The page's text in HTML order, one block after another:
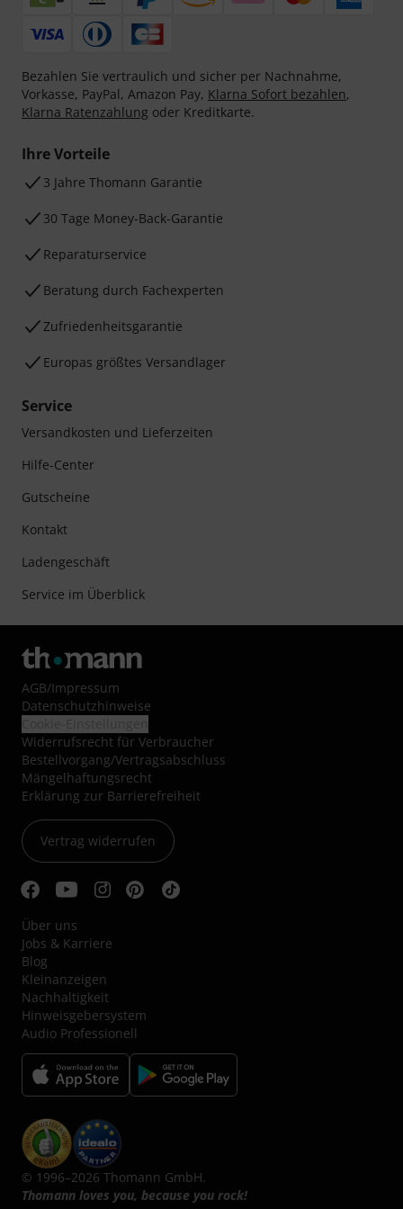
Bezahlen Sie vertraulich und sicher per Nachnahme,
Vorkasse, PayPal, Amazon Pay, Klarna Sofort bezahlen,
Klarna Ratenzahlung oder Kreditkarte.
Ihre Vorteile
3 Jahre Thomann Garantie
30 Tage Money-Back-Garantie
Reparaturservice
Beratung durch Fachexperten
Zufriedenheitsgarantie
Europas größtes Versandlager
Service
Versandkosten und Lieferzeiten
Hilfe-Center
Gutscheine
Kontakt
Ladengeschäft
Service im Überblick
AGB/Impressum
Datenschutzhinweise
Widerrufsrecht für Verbraucher
Bestellvorgang/Vertragsabschluss
Mängelhaftungsrecht
Erklärung zur Barrierefreiheit
Vertrag widerrufen
Über uns
Jobs & Karriere
Blog
Kleinanzeigen
Nachhaltigkeit
Hinweisgebersystem
Audio Professionell
© 1996–2026 Thomann GmbH.
Thomann loves you, because you rock!